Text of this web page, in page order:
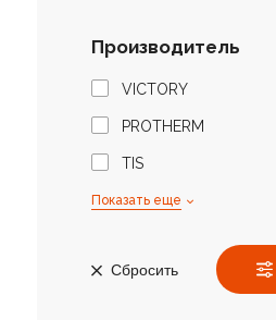
Производитель
VICTORY
PROTHERM
TIS
Показать еще
Сбросить